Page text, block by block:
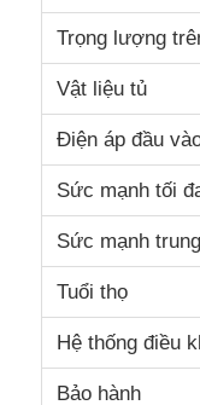
Trọng lượng
Vật liệu tủ
Điện áp đầu
Sức mạnh tối
Sức mạnh
Tuổi thọ
Hệ thống điều
Bảo hành